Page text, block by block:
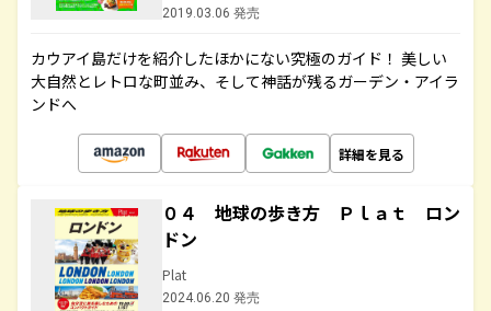
2019.03.06 発売
カウアイ島だけを紹介したほかにない究極のガイド！ 美しい
大自然とレトロな町並み、そして神話が残るガーデン・アイラ
ンドへ
詳細を見る
０４ 地球の歩き方 Ｐｌａｔ ロン
ドン
Plat
2024.06.20 発売